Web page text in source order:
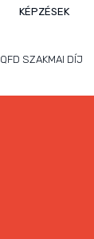
KÉPZÉSEK
QFD SZAKMAI DÍJ